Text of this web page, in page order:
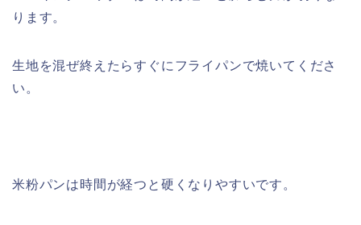
ります。
生地を混ぜ終えたらすぐにフライパンで焼いてくださ
い。
米粉パンは時間が経つと硬くなりやすいです。